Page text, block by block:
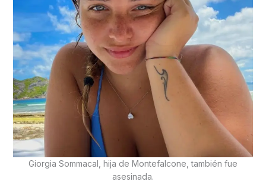
Giorgia Sommacal, hija de Montefalcone, también fue
asesinada.